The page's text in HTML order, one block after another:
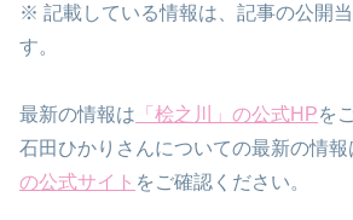
※ 記載している情報は、記事の公開
す。
最新の情報は 「桧之川」の公式HPを
石田ひかりさんについての最新の情報
の公式サイト をご確認ください。